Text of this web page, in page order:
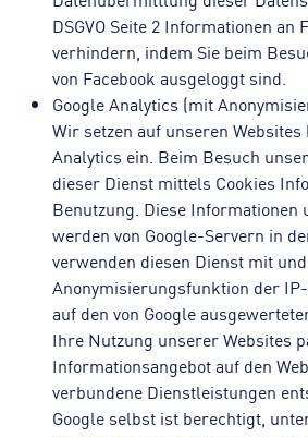
DSGVO Seite 2 Informationen an
verhindern, indem Sie beim
von Facebook ausgeloggt sind.
Google Analytics (mit
Wir setzen auf unseren
Analytics ein. Beim Besuch
dieser Dienst mittels Cookies
Benutzung. Diese
werden von Google-Servern in
verwenden diesen Dienst mit
Anonymisierungsfunktion der
auf den von Google
Ihre Nutzung unserer Websites
Informationsangebot auf den
verbundene Dienstleistungen
Google selbst ist berechtigt,